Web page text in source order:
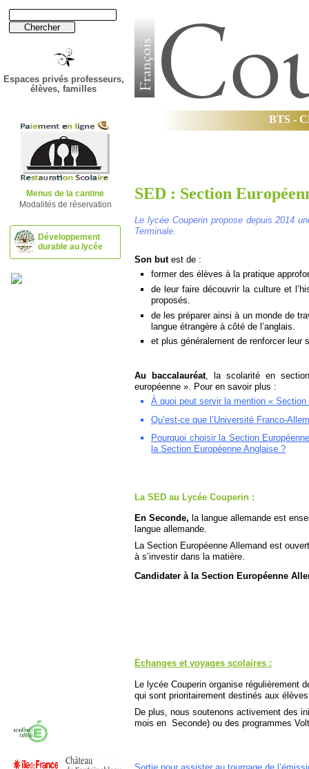
Espaces privés professeurs,
élèves, familles
Menus de la cantine
Modalités de réservation
Développement
durable au lycée
BTS - C
SED : Section
Le lycée Couperin propose depuis 2014
Terminale.
Son butest de :
former des élèves à la pratique
de leur faire découvrir la culture et
proposés.
de les préparer ainsi à un monde de
langue étrangère à côté de l’anglais.
et plus généralement de renforcer leur
Au baccalauréat, la scolarité en
européenne ». Pour en savoir plus :
À quoi peut servir la mention « Section
Qu’est-ce que l’Université Franco-
Pourquoi choisir la Section
la Section Européenne Anglaise ?
La SED au Lycée Couperin :
En Seconde, la langue allemande est
langue allemande.
La Section Européenne Allemand est
à s’investir dans la matière.
Candidater à la Section Européenne
Échanges et voyages scolaires :
Le lycée Couperin organise régulièrement
qui sont prioritairement destinés aux
De plus, nous soutenons activement des
mois en Seconde) ou des programmes